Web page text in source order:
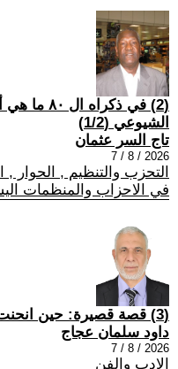
(2) في
الشيوعي (1/2)
تاج السر عثمان
2026 / 8 / 7
التحزب والتنظيم , الحوار
في الاحزاب والمنظمات
(3) قصة قصيرة: حين انحنت العصا
داود سلمان عجاج
2026 / 8 / 7
الادب والفن